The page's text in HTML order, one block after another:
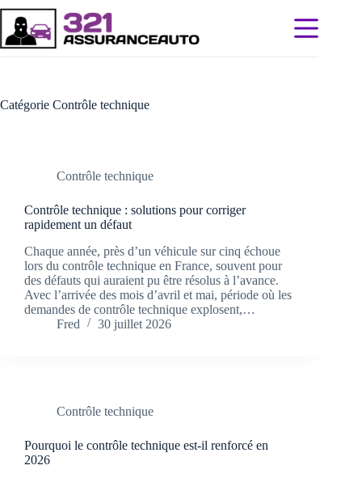
Passer
contenu
Catégorie Contrôle technique
Contrôle technique
Contrôle technique : solutions pour corriger
rapidement un défaut
Chaque année, près d’un véhicule sur cinq échoue
lors du contrôle technique en France, souvent pour
des défauts qui auraient pu être résolus à l’avance.
Avec l’arrivée des mois d’avril et mai, période où les
demandes de contrôle technique explosent,…
Fred
30 juillet 2026
Contrôle technique
Pourquoi le contrôle technique est-il renforcé en
2026